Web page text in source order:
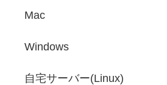
Mac
Windows
自宅サーバー(Linux)